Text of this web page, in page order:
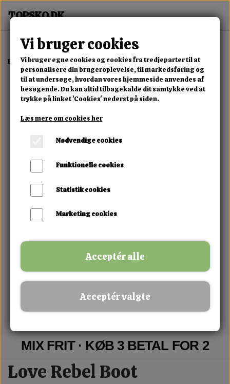
Forside Dame Alle Damesko Love Rebel Boot
MIX FRIT · KØB 3 BETAL FOR 2
Love Rebel Boot
Vi bruger cookies
Vi bruger egne cookies og cookies fra tredjeparter til at
personalisere din brugeroplevelse, til markedsføring og
til at undersøge, hvordan vores hjemmeside anvendes af
besøgende. Du kan altid tilbagekalde dit samtykke ved at
trykke på linket 'Cookies' nederst på siden.
Læs mere om cookies her
Nødvendige cookies
Funktionelle cookies
Statistik cookies
Marketing cookies
Acceptér alle
Acceptér valgte